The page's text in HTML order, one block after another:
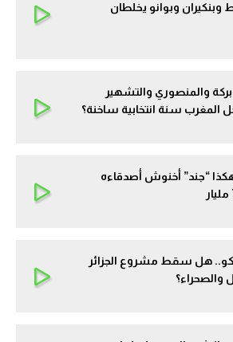
وبوانو يخلطان
والمنصوري والتشهير
سنة انتخابية ساخنة؟
“جند” أخنوش أصدقاءه
هل سقط مشروع الجزائر